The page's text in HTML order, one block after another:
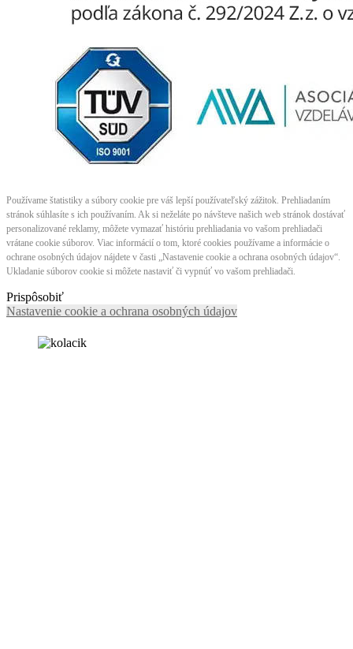
Používame štatistiky a súbory cookie pre váš lepší používateľský zážitok. Prehliadaním
stránok súhlasíte s ich používaním. Ak si neželáte po návšteve našich web stránok dostávať
personalizované reklamy, môžete vymazať históriu prehliadania vo vašom prehliadači
vrátane cookie súborov. Viac informácií o tom, ktoré cookies používame a informácie o
ochrane osobných údajov nájdete v časti „Nastavenie cookie a ochrana osobných údajov“.
Ukladanie súborov cookie si môžete nastaviť či vypnúť vo vašom prehliadači.
Prispôsobiť
Nastavenie cookie a ochrana osobných údajov